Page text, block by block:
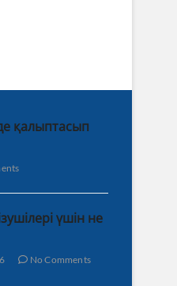
қалыптасып
үшін не
No Comments